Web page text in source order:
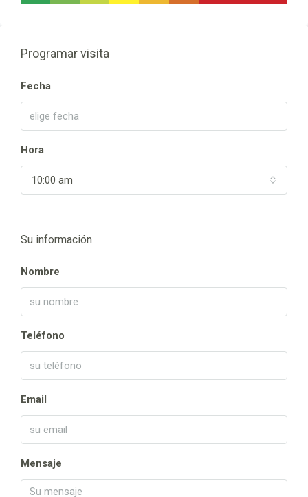
Programar visita
Fecha
Hora
10:00 am
Su información
Nombre
Teléfono
Email
Mensaje